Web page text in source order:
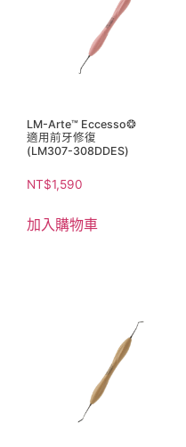
LM-Arte™ Eccesso❂
適用前牙修復
(LM307-308DDES)
NT$1,590
加入購物車